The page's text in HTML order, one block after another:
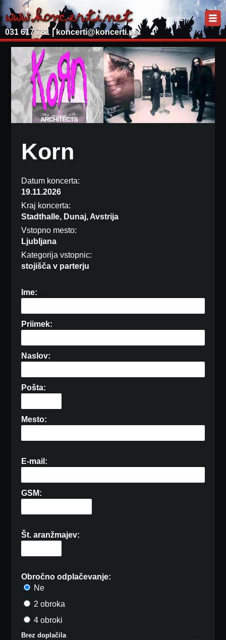
031 617 781 | koncerti@koncerti.net
Korn
Datum koncerta:
19.11.2026
Kraj koncerta:
Stadthalle, Dunaj, Avstrija
Vstopno mesto:
Ljubljana
Kategorija vstopnic:
stojišča v parterju
Ime:
Priimek:
Naslov:
Pošta:
Mesto:
E-mail:
GSM:
Št. aranžmajev:
Obročno odplačevanje:
Ne
2 obroka
4 obroki
Brez doplačila